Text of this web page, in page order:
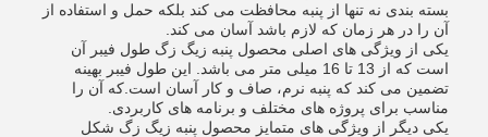
بسته بندی نه تنها از پنبه محافظت می کند بلکه حمل و استفاده از
آن را در هر زمان که لازم باشد آسان می کند.
یکی از ویژگی های اصلی محصول پنبه زیگ زگ طول فیبر آن
است که از 13 تا 16 میلی متر می باشد. این طول فیبر بهینه
تضمین می کند که پنبه نرم، صاف و کار آسان است.که آن را
مناسب برای پروژه های مختلف و برنامه های کاربردی.
یکی دیگر از ویژگی های متمایز محصول پنبه زیگ زگ شکل